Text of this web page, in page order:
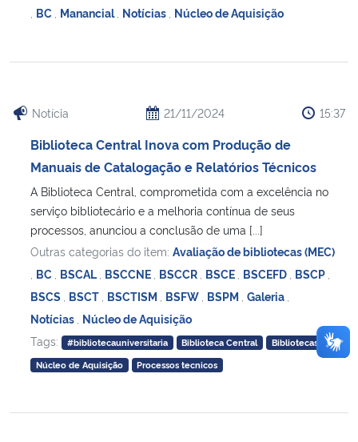
BC Manancial Notícias Núcleo de Aquisição
Notícia 21/11/2024 15:37
Biblioteca Central Inova com Produção de
Manuais de Catalogação e Relatórios Técnicos
A Biblioteca Central, comprometida com a excelência no
serviço bibliotecário e a melhoria contínua de seus
processos, anunciou a conclusão de uma [...]
Outras categorias do item: Avaliação de bibliotecas (MEC)
BC BSCAL BSCCNE BSCCR BSCE BSCEFD BSCP
BSCS BSCT BSCTISM BSFW BSPM Galeria
Notícias Núcleo de Aquisição
Tags:
#bibliotecauniversitaria Biblioteca Central
Bibliotecas
Núcleo de Aquisição
Processos tecnicos